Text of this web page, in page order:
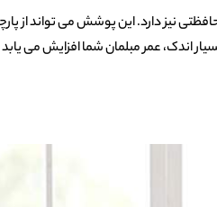
نیز دارد. این پوشش می‌ تواند از
اندک، عمر مبلمان شما افزایش می‌